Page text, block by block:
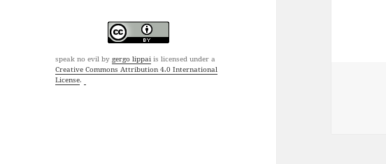
speak no evil bygergo lippai is licensed under a
Creative Commons Attribution 4.0 International
License.